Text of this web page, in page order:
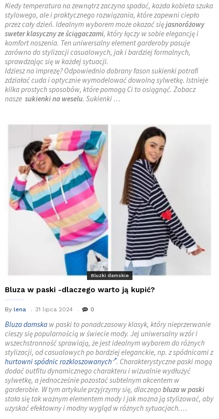
Kiedy temperatura na zewnątrz zaczyna spadać, każda kobieta szuka
stylowego, ale i praktycznego rozwiązania, które zapewni ciepło
przez cały dzień. Idealnym wyborem może okazać sięjasnoróżowy
sweter klasyczny ze ściągaczami, który łączy w sobie elegancję i
komfort noszenia. Ten uniwersalny element garderoby pasuje
zarówno do stylizacji casualowych, jak i bardziej formalnych,
sprawdzając się w każdej sytuacji.
Idziesz na imprezę? Odpowiednio dobrany fason sukienki potrafi
zdziałać cuda i optycznie wymodelować dowolną sylwetkę. Istnieje
kilka prostych sposobów, które pomogą Ci to osiągnąć. Zobacz
nasze sukienki na weselu. Sukienki …
Bluzki damskie
Bluza w paski -dlaczego warto ją kupić?
By lena 31 lipca 2024 0
Bluza damska w paski to ponadczasowy klasyk, który nieprzerwanie
cieszy się popularnością w świecie mody. Jej uniwersalny wzór i
wszechstronność sprawiają, że jest idealnym wyborem do różnych
stylizacji, od casualowych po bardziej eleganckie, np. z spódnicami z
hurtowni spódnic rozkloszowanych . Charakterystyczne paski mogą
dodać outfitu dynamicznego charakteru i wizualnie wydłużyć
sylwetkę, a jednocześnie pozostać subtelnym akcentem w
garderobie. W tym artykule przyjrzymy się, dlaczego bluza w paski
stała się tak ważnym elementem mody i jak można ją stylizować, aby
uzyskać efektowny i modny wygląd w różnych sytuacjach.…